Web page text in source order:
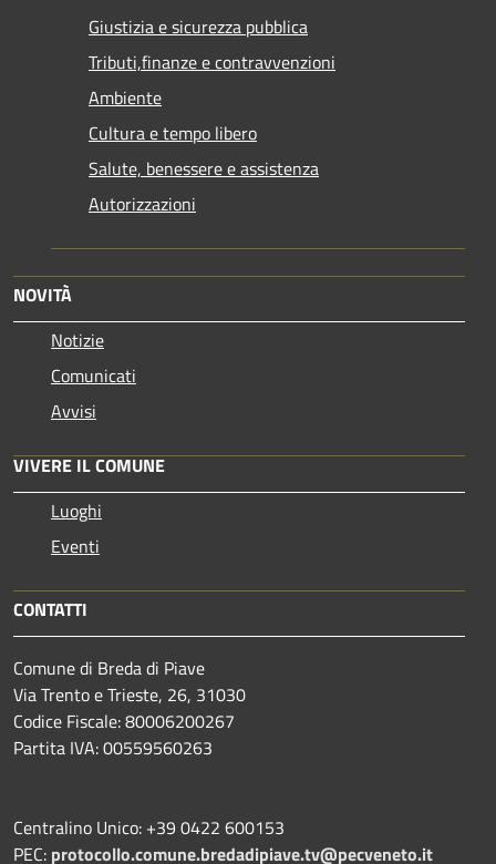
Giustizia e sicurezza pubblica
Tributi,finanze e contravvenzioni
Ambiente
Cultura e tempo libero
Salute, benessere e assistenza
Autorizzazioni
NOVITÀ
Notizie
Comunicati
Avvisi
VIVERE IL COMUNE
Luoghi
Eventi
CONTATTI
Comune di Breda di Piave
Via Trento e Trieste, 26, 31030
Codice Fiscale: 80006200267
Partita IVA: 00559560263
Centralino Unico: +39 0422 600153
PEC: protocollo.comune.bredadipiave.tv@pecveneto.it